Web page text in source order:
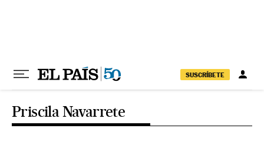
SUSCRÍBETE
Priscila Navarrete